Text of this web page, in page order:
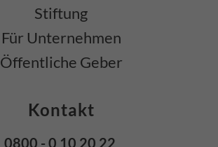
Stiftung
Für Unternehmen
Öffentliche Geber
Kontakt
0800 - 0 10 20 22